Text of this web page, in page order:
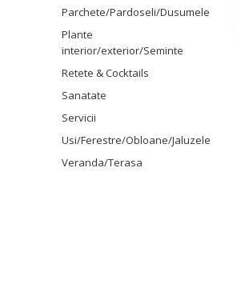
Parchete/Pardoseli/Dusumele
Plante
interior/exterior/Seminte
Retete & Cocktails
Sanatate
Servicii
Usi/Ferestre/Obloane/Jaluzele
Veranda/Terasa